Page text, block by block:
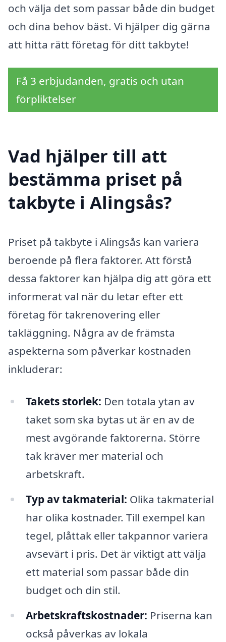
och välja det som passar både din budget
och dina behov bäst. Vi hjälper dig gärna
att hitta rätt företag för ditt takbyte!
Få 3 erbjudanden, gratis och utan
förpliktelser
Vad hjälper till att
bestämma priset på
takbyte i Alingsås?
Priset på takbyte i Alingsås kan variera
beroende på flera faktorer. Att förstå
dessa faktorer kan hjälpa dig att göra ett
informerat val när du letar efter ett
företag för takrenovering eller
takläggning. Några av de främsta
aspekterna som påverkar kostnaden
inkluderar:
Takets storlek: Den totala ytan av
taket som ska bytas ut är en av de
mest avgörande faktorerna. Större
tak kräver mer material och
arbetskraft.
Typ av takmaterial: Olika takmaterial
har olika kostnader. Till exempel kan
tegel, plåttak eller takpannor variera
avsevärt i pris. Det är viktigt att välja
ett material som passar både din
budget och din stil.
Arbetskraftskostnader: Priserna kan
också påverkas av lokala